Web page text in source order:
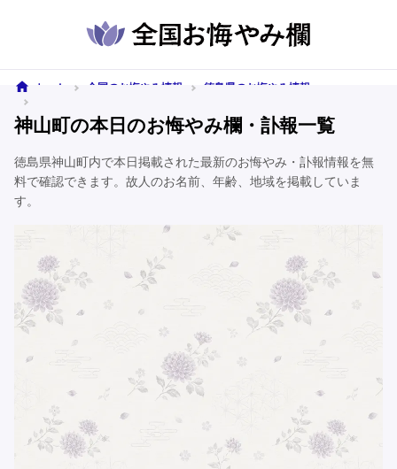
ホーム 全国のお悔やみ情報
徳島県のお悔やみ情報
神山町の本日のお悔やみ欄・訃報一覧
徳島県神山町内で本日掲載された最新のお悔やみ・訃報情報を無
料で確認できます。故人のお名前、年齢、地域を掲載していま
す。